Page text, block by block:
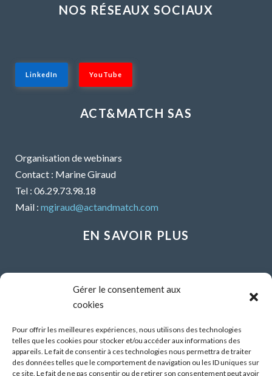
Gérer le consentement aux
cookies
Pour offrir les meilleures expériences, nous utilisons des technologies
telles que les cookies pour stocker et/ou accéder aux informations des
appareils. Le fait de consentir à ces technologies nous permettra de traiter
des données telles que le comportement de navigation ou les ID uniques sur
ce site. Le fait de ne pas consentir ou de retirer son consentement peut avoir
NOS RÉSEAUX SOCIAUX
LinkedIn YouTube
ACT&MATCH SAS
Organisation de webinars
Contact : Marine Giraud
Tel : 06.29.73.98.18
Mail : mgiraud@actandmatch.com
EN SAVOIR PLUS
Organiser un webinar
Mentions légales
CGU
Santé mentale et travail : Comment parler de ses